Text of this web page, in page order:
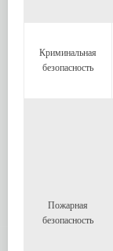
Криминальная
безопасность
Пожарная
безопасность